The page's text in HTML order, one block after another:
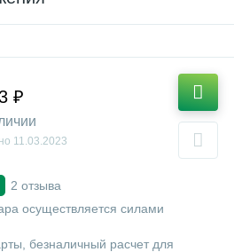
2 отзыва
осуществляется силами
безналичный расчет для
₽
11.03.2023